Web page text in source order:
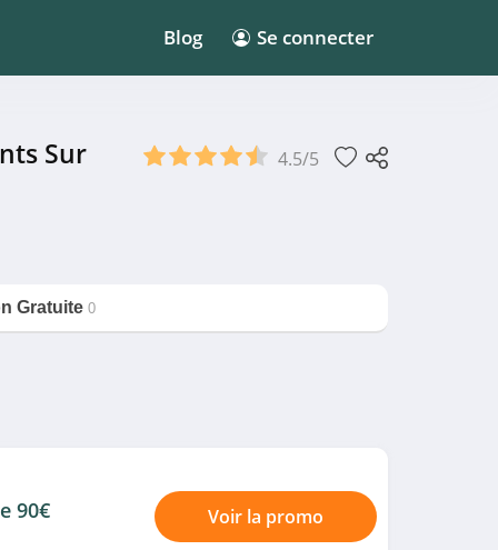
Blog Se connecter
Sur
4.5/5
Gratuite 0
90€
Voir la promo